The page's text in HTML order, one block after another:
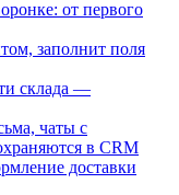
от первого
заполнит поля
склада —
чаты с
в CRM
доставки